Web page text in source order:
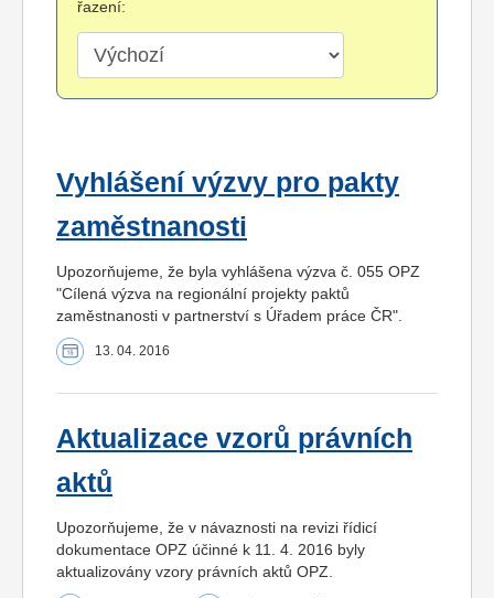
řazení:
Vyhlášení výzvy pro pakty
zaměstnanosti
Upozorňujeme, že byla vyhlášena výzva č. 055 OPZ
"Cílená výzva na regionální projekty paktů
zaměstnanosti v partnerství s Úřadem práce ČR".
13. 04. 2016
Aktualizace vzorů právních
aktů
Upozorňujeme, že v návaznosti na revizi řídicí
dokumentace OPZ účinné k 11. 4. 2016 byly
aktualizovány vzory právních aktů OPZ.